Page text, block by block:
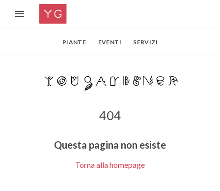
PIANTE EVENTI SERVIZI
404
Questa pagina non esiste
Torna alla homepage